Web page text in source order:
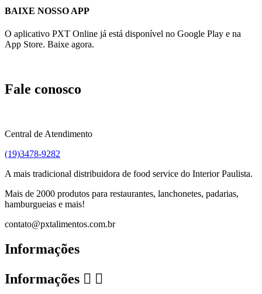
BAIXE NOSSO APP
O aplicativo PXT Online já está disponível no Google Play e na
App Store. Baixe agora.
Fale conosco
Central de Atendimento
(19)3478-9282
A mais tradicional distribuidora de food service do Interior Paulista.
Mais de 2000 produtos para restaurantes, lanchonetes, padarias,
hamburgueias e mais!
contato@pxtalimentos.com.br
Informações
Informações  